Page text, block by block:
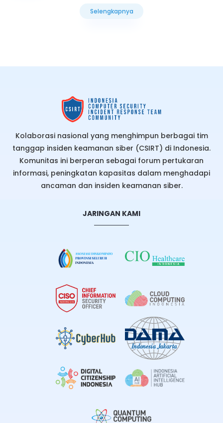
Selengkapnya
Kolaborasi nasional yang menghimpun berbagai tim
tanggap insiden keamanan siber (CSIRT) di Indonesia.
Komunitas ini berperan sebagai forum pertukaran
informasi, peningkatan kapasitas dalam menghadapi
ancaman dan insiden keamanan siber.
JARINGAN KAMI